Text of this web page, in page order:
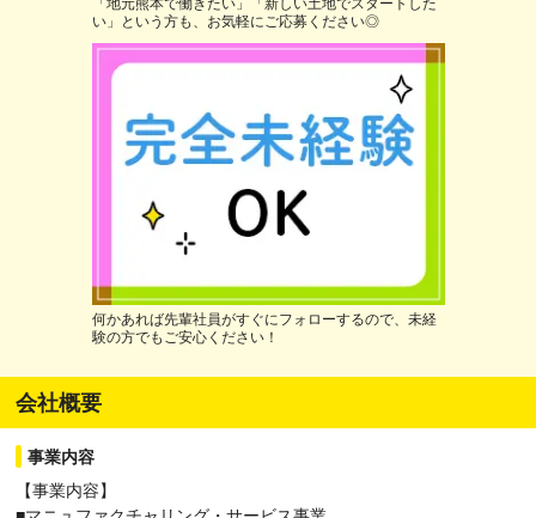
「地元熊本で働きたい」「新しい土地でスタートした
い」という方も、お気軽にご応募ください◎
何かあれば先輩社員がすぐにフォローするので、未経
験の方でもご安心ください！
会社概要
事業内容
【事業内容】